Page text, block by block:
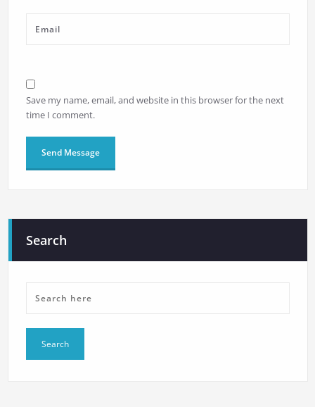
Save my name, email, and website in this browser for the next
time I comment.
Search